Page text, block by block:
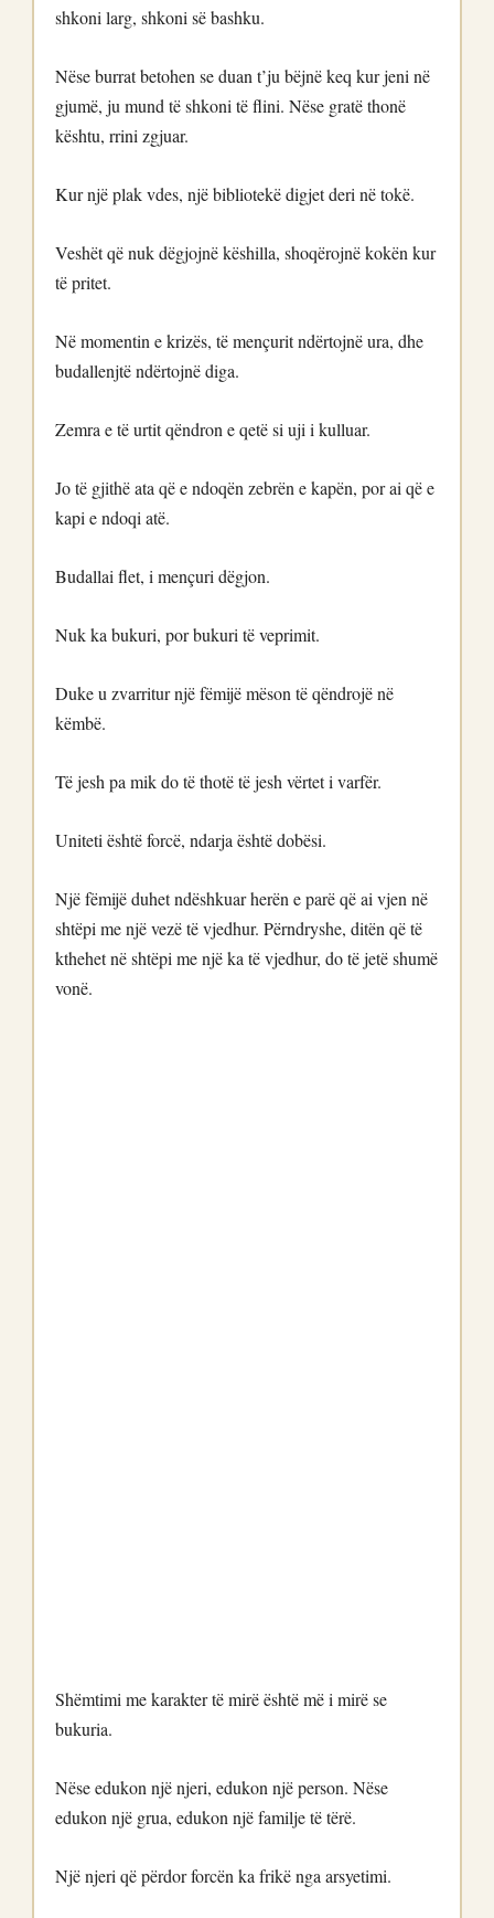
shkoni larg, shkoni së bashku.
Nëse burrat betohen se duan t’ju bëjnë keq kur jeni në
gjumë, ju mund të shkoni të flini. Nëse gratë thonë
kështu, rrini zgjuar.
Kur një plak vdes, një bibliotekë digjet deri në tokë.
Veshët që nuk dëgjojnë këshilla, shoqërojnë kokën kur
të pritet.
Në momentin e krizës, të mençurit ndërtojnë ura, dhe
budallenjtë ndërtojnë diga.
Zemra e të urtit qëndron e qetë si uji i kulluar.
Jo të gjithë ata që e ndoqën zebrën e kapën, por ai që e
kapi e ndoqi atë.
Budallai flet, i mençuri dëgjon.
Nuk ka bukuri, por bukuri të veprimit.
Duke u zvarritur një fëmijë mëson të qëndrojë në
këmbë.
Të jesh pa mik do të thotë të jesh vërtet i varfër.
Uniteti është forcë, ndarja është dobësi.
Një fëmijë duhet ndëshkuar herën e parë që ai vjen në
shtëpi me një vezë të vjedhur. Përndryshe, ditën që të
kthehet në shtëpi me një ka të vjedhur, do të jetë shumë
vonë.
Shëmtimi me karakter të mirë është më i mirë se
bukuria.
Nëse edukon një njeri, edukon një person. Nëse
edukon një grua, edukon një familje të tërë.
Një njeri që përdor forcën ka frikë nga arsyetimi.